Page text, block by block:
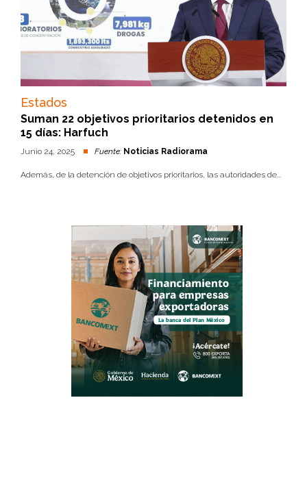
Estados
Suman 22 objetivos prioritarios detenidos en
15 días: Harfuch
Junio 24, 2025 Fuente: Noticias Radiorama
Además, de la detención de objetivos prioritarios, las autoridades de...